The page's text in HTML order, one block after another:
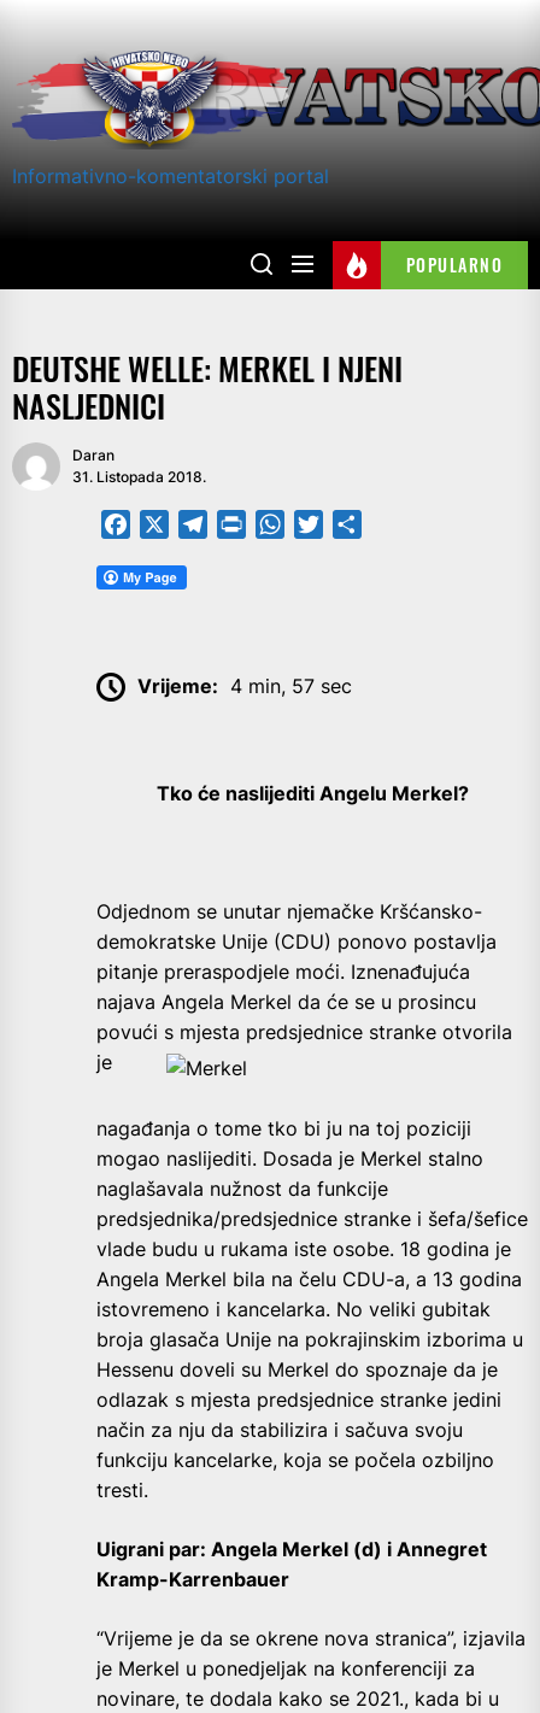
content
Informativno-komentatorski portal
POPULARNO
DEUTSHE WELLE: MERKEL I NJENI
NASLJEDNICI
Daran
31. Listopada 2018.
Facebook TelegramPrintFriendly
WhatsApp
Twitter
Vrijeme: 4 min, 57 sec
Tko će naslijediti Angelu Merkel?
Odjednom se unutar njemačke Kršćansko-
demokratske Unije (CDU) ponovo postavlja
pitanje preraspodjele moći. Iznenađujuća
najava Angela Merkel da će se u prosincu
povući s mjesta predsjednice stranke otvorila
je
nagađanja o tome tko bi ju na toj poziciji
mogao naslijediti. Dosada je Merkel stalno
naglašavala nužnost da funkcije
predsjednika/predsjednice stranke i šefa/šefice
vlade budu u rukama iste osobe. 18 godina je
Angela Merkel bila na čelu CDU-a, a 13 godina
istovremeno i kancelarka. No veliki gubitak
broja glasača Unije na pokrajinskim izborima u
Hessenu doveli su Merkel do spoznaje da je
odlazak s mjesta predsjednice stranke jedini
način za nju da stabilizira i sačuva svoju
funkciju kancelarke, koja se počela ozbiljno
tresti.
Uigrani par: Angela Merkel (d) i Annegret
Kramp-Karrenbauer
“Vrijeme je da se okrene nova stranica”, izjavila
je Merkel u ponedjeljak na konferenciji za
novinare, te dodala kako se 2021., kada bi u